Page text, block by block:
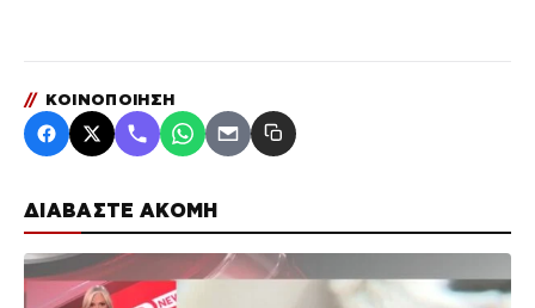
ΔΙΑΒΑΣΤΕ ΑΚΟΜΗ
// ΚΟΙΝΟΠΟΙΗΣΗ